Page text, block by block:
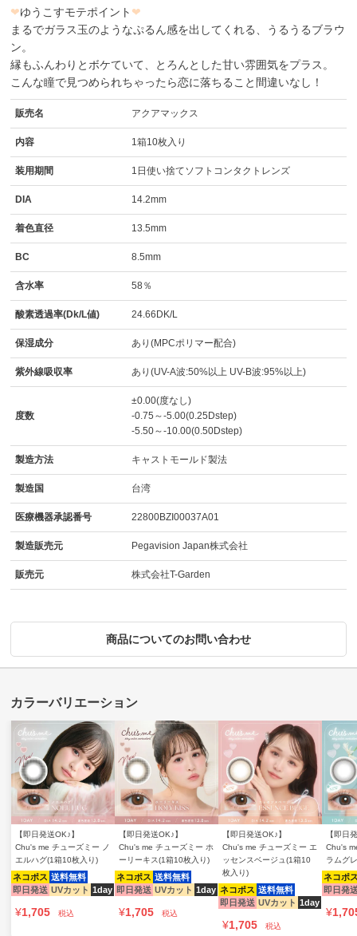
❤ゆうこすモテポイント ❤
まるでガラス玉のようなぷるん感を出してくれる、うるうるブラウ
ン。
縁もふんわりとボケていて、とろんとした甘い雰囲気をプラス。
こんな瞳で見つめられちゃったら恋に落ちること間違いなし！
販売名 アクアマックス
内容 1箱10枚入り
装用期間 1日使い捨てソフトコンタクトレンズ
DIA 14.2mm
着色直径 13.5mm
BC 8.5mm
含水率 58％
酸素透過率(Dk/L値) 24.66DK/L
保湿成分 あり(MPCポリマー配合)
紫外線吸収率 あり(UV-A波:50%以上 UV-B波:95%以上)
度数
±0.00(度なし)
-0.75～-5.00(0.25Dstep)
-5.50～-10.00(0.50Dstep)
製造方法 キャストモールド製法
製造国 台湾
医療機器承認番号 22800BZI00037A01
製造販売元 Pegavision Japan株式会社
販売元 株式会社T-Garden
商品についてのお問い合わせ
【即日発送OK♪】
Chu's me チューズミー ノ
エルハグ(1箱10枚入り)
ネコポス 送料無料
即日発送 UVカット 1day
¥1,705 税込
【即日発送OK♪】
Chu's me チューズミー ホ
ーリーキス(1箱10枚入り)
ネコポス 送料無料
即日発送 UVカット 1day
¥1,705 税込
【即日発送OK♪】
Chu's me チューズミー エ
ッセンスベージュ(1箱10
枚入り)
ネコポス 送料無料
即日発送 UVカット 1day
¥1,705 税込
【即日
Chu's
ラムグ
ネコポ
即日発
¥